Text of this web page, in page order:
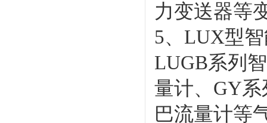
力变送器等
5、LUX型
LUGB系列
量计、GY
巴流量计等